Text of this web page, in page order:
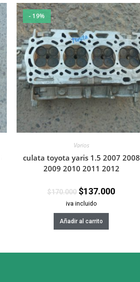
- 19%
Varios
culata toyota yaris 1.5 2007 2008
2009 2010 2011 2012
$170.000 $137.000
iva incluido
Añadir al carrito